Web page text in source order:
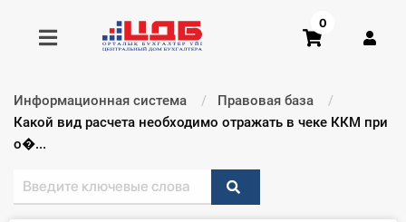
Получить консультацию
0
Информационная система
Правовая база
Текущий:
Какой вид расчета необходимо отражать в чеке ККМ при
о�...